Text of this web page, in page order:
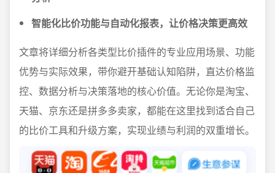
智能化比价功能与自动化报表，让价格决策更高效
文章将详细分析各类型比价插件的专业应用场景、功能
优势与实际效果，带你避开基础认知陷阱，直达价格监
控、数据分析与决策落地的核心价值。无论你是淘宝、
天猫、京东还是拼多多卖家，都能在这里找到适合自己
的比价工具和升级方案，实现业绩与利润的双重增长。